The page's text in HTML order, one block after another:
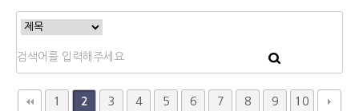
1 2 3 4 5 6 7 8 9 10